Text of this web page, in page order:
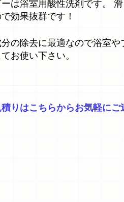
は浴室用酸性洗剤です。
効果抜群です！
の除去に最適なので浴室
お使い下さい。
積りはこちらからお気軽